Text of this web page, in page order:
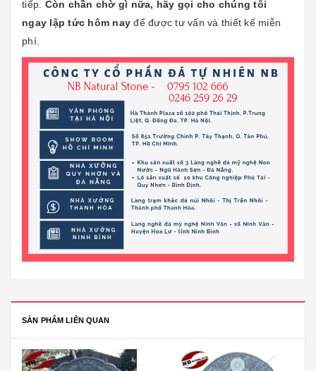
tiếp. Còn chần chờ gì nữa, hãy gọi cho chúng tôi
ngay lập tức hôm nay để được tư vấn và thiết kế miễn
phí.
SẢN PHẨM LIÊN QUAN